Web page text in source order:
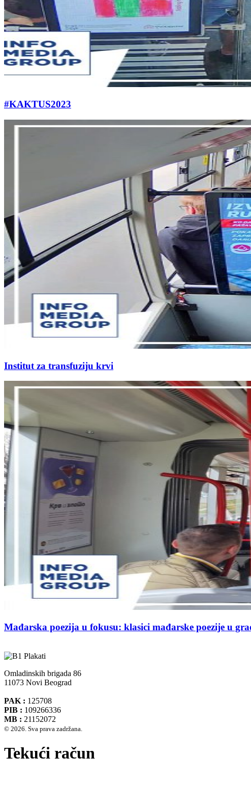
#KAKTUS2023
Institut za transfuziju krvi
Mađarska poezija u fokusu: klasici mađarske poezije u
Omladinskih brigada 86
11073 Novi Beograd
PAK : 125708
PIB : 109266336
MB : 21152072
© 2026. Sva prava zadržana.
Tekući račun